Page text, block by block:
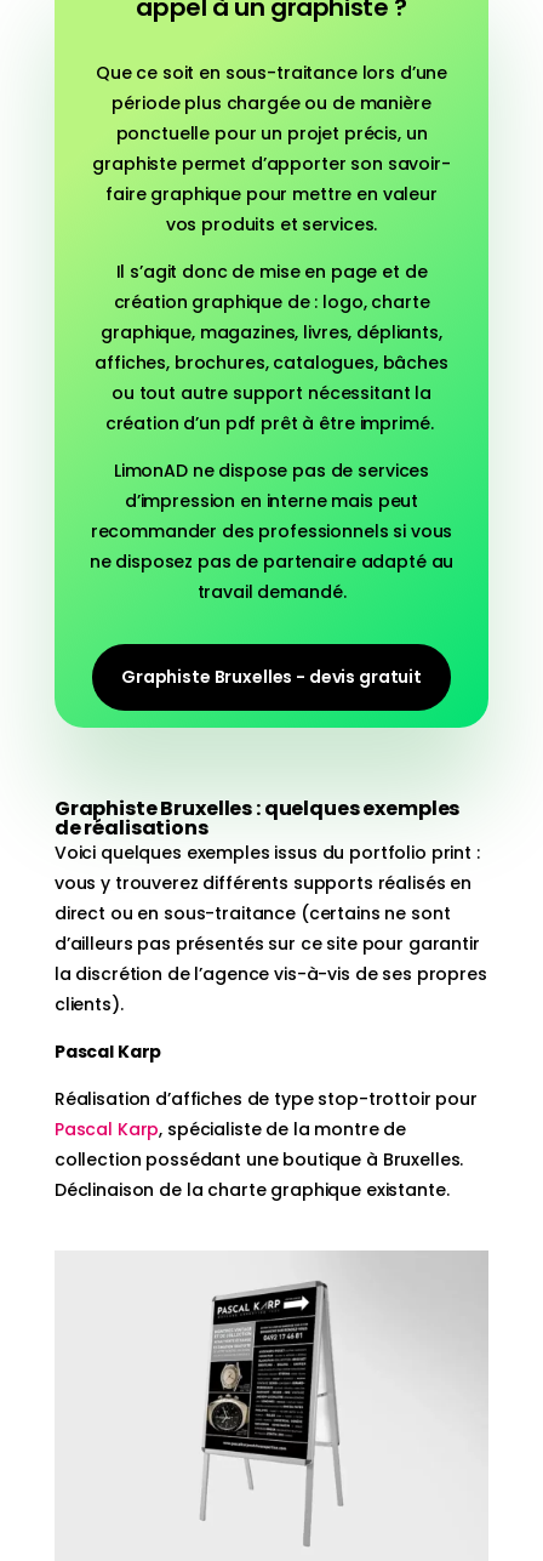
appel à un graphiste ?
Que ce soit en sous-traitance lors d’une
période plus chargée ou de manière
ponctuelle pour un projet précis, un
graphiste permet d’apporter son savoir-
faire graphique pour mettre en valeur
vos produits et services.
Il s’agit donc de mise en page et de
création graphique de : logo, charte
graphique, magazines, livres, dépliants,
affiches, brochures, catalogues, bâches
ou tout autre support nécessitant la
création d’un pdf prêt à être imprimé.
LimonAD ne dispose pas de services
d’impression en interne mais peut
recommander des professionnels si vous
ne disposez pas de partenaire adapté au
travail demandé.
Graphiste Bruxelles - devis gratuit
Graphiste Bruxelles : quelques exemples
de réalisations
Voici quelques exemples issus du portfolio print :
vous y trouverez différents supports réalisés en
direct ou en sous-traitance (certains ne sont
d’ailleurs pas présentés sur ce site pour garantir
la discrétion de l’agence vis-à-vis de ses propres
clients).
Pascal Karp
Réalisation d’affiches de type stop-trottoir pour
Pascal Karp, spécialiste de la montre de
collection possédant une boutique à Bruxelles.
Déclinaison de la charte graphique existante.